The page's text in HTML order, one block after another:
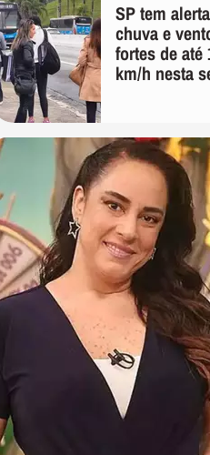
SP tem
chuva e
fortes de até
km/h nesta